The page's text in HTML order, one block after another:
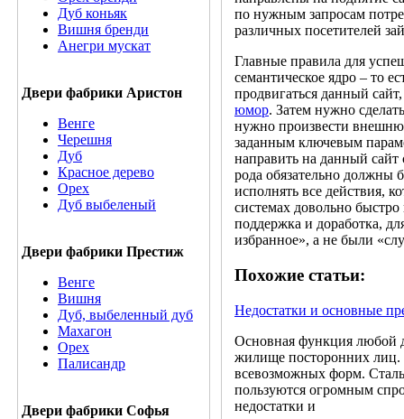
Дуб коньяк
Вишня бренди
Анегри мускат
Двери фабрики Аристон
Венге
Черешня
Дуб
Красное дерево
Орех
Дуб выбеленый
Двери фабрики Престиж
Венге
Вишня
Дуб, выбеленный дуб
Махагон
Орех
Палисандр
Двери фабрики Софья
по нужным запросам
различных посетителей
Главные правила для
семантическое ядро – то
продвигаться данный
юмор. Затем нужно
нужно произвести
заданным ключевым
направить на данный сайт
рода обязательно должны
исполнять все действия,
системах довольно
поддержка и доработка,
избранное», а не были
Похожие статьи:
Недостатки и основные
Основная функция любой
жилище посторонних лиц.
всевозможных форм.
пользуются огромным
недостатки и